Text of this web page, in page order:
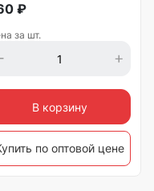
₽
за шт.
В корзину
по оптовой цене